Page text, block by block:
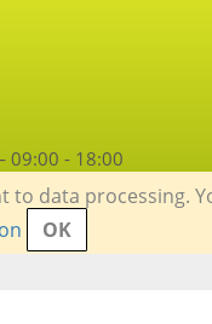
09:00 - 18:00
to data processing.
OK